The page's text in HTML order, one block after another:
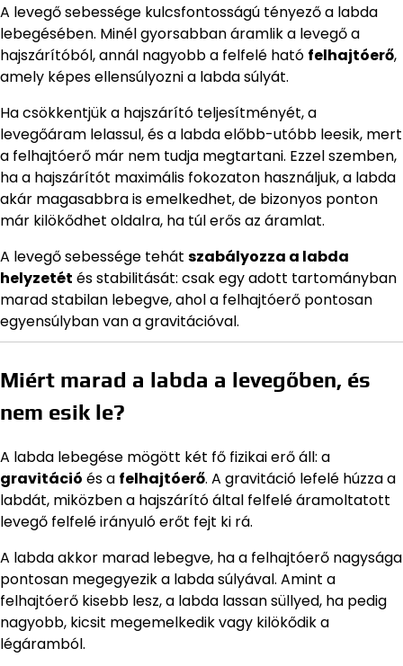
A levegő sebessége kulcsfontosságú tényező a labda
lebegésében. Minél gyorsabban áramlik a levegő a
hajszárítóból, annál nagyobb a felfelé ható felhajtóerő,
amely képes ellensúlyozni a labda súlyát.
Ha csökkentjük a hajszárító teljesítményét, a
levegőáram lelassul, és a labda előbb-utóbb leesik, mert
a felhajtóerő már nem tudja megtartani. Ezzel szemben,
ha a hajszárítót maximális fokozaton használjuk, a labda
akár magasabbra is emelkedhet, de bizonyos ponton
már kilökődhet oldalra, ha túl erős az áramlat.
A levegő sebessége tehát szabályozza a labda
helyzetét és stabilitását: csak egy adott tartományban
marad stabilan lebegve, ahol a felhajtóerő pontosan
egyensúlyban van a gravitációval.
Miért marad a labda a levegőben, és
nem esik le?
A labda lebegése mögött két fő fizikai erő áll: a
gravitáció és a felhajtóerő. A gravitáció lefelé húzza a
labdát, miközben a hajszárító által felfelé áramoltatott
levegő felfelé irányuló erőt fejt ki rá.
A labda akkor marad lebegve, ha a felhajtóerő nagysága
pontosan megegyezik a labda súlyával. Amint a
felhajtóerő kisebb lesz, a labda lassan süllyed, ha pedig
nagyobb, kicsit megemelkedik vagy kilökődik a
légáramból.